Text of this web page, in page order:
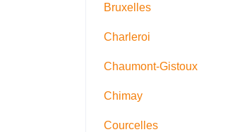
Bruxelles
Charleroi
Chaumont-Gistoux
Chimay
Courcelles